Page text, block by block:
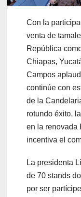
Con la
venta de
República
Chiapas,
Campos
continúe con
de la
rotundo éxito,
en la renovada
incentiva el
La presidenta
de 70 stands
por ser